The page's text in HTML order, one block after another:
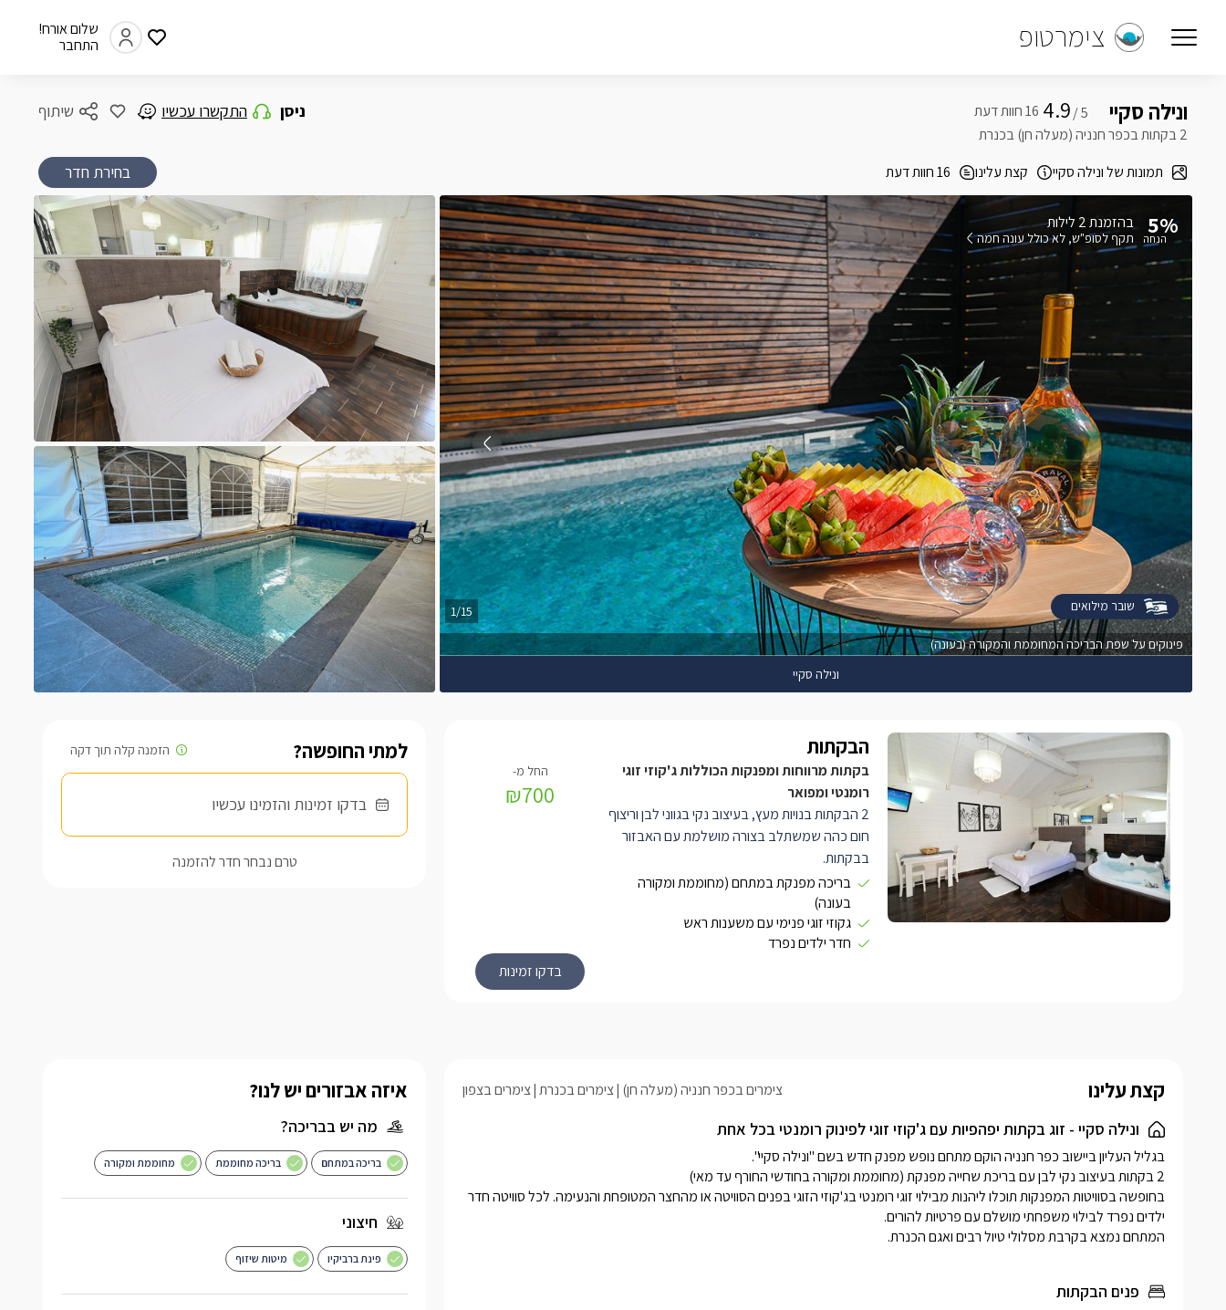
צימרטופ
שלום אורח!
התחבר
ונילה סקיי 5 /
4.9
2 בקתות בכפר חנניה (מעלה חן) בכנרת
תמונות של ונילה סקיי
קצת עלינו 16 חוות דעת
שיתוף ניסן התקשרו עכשיו
בחירת חדר
פינוקים על שפת הבריכה המחוממת והמקורה (בעונה)
1/15
ונילה סקיי
5% בהזמנת 2 לילות
תקף לסופ"ש לא כולל עונה חמה
שובר מילואים
למתי החופשה?
בדקו זמינות והזמינו עכשיו
טרם נבחר חדר להזמנה
הבקתות
בקתות מרווחות ומפנקות הכוללות ג'קוזי זוגי
רומנטי ומפואר
2 הבקתות בנויות מעץ, בעיצוב נקי בגווני לבן וריצוף
חום כהה שמשתלב בצורה מושלמת עם האבזור
בבקתות.
באווירה מיוחדת וקסומה מעוצבות ומאובזרות היטב
כדי להעניק לכם חופשה מושלמת וקסומה.
בכל בקתה מיטה זוגית מפנקת עם גב מיטה מהודר,
מרופד ונוח, תאורה חדר רומנטית וג'קוזי זוגי רומנטי
וקפה, כלי הגשה, סכו"ם.
בחדר הרחצה האסתטי תגלו שירותים, מקלחון
ועמדת כיור לנוחתכם.
לכל בקתה חדר ילדים נפרד עם מיטת קומותיים
שנפתחת למיטה זוגית לאפשר לכם ההורים פרטיות
מירבית ורומנטיקה גם בנופש משפחתי.
בריכה מפנקת במתחם (מחוממת ומקורה
בעונה)
גקוזי זוגי פנימי עם משענות ראש
חדר ילדים נפרד
₪700
קצת עלינו צימרים בכפר חנניה (מעלה חן) צימרים בכנרת צימרים בצפון
ונילה סקיי - זוג בקתות יפהפיות עם ג'קוזי זוגי לפינוק רומנטי בכל אחת
המתחם נמצא בקרבת מסלולי טיול רבים ואגם הכנרת.
פנים הבקתות
איזה אבזורים יש לנו?
מה יש בבריכה?
בריכה במתחם בריכה מחוממת מחוממת ומקורה
חיצוני
פינת ברביקיו מיטות שיזוף